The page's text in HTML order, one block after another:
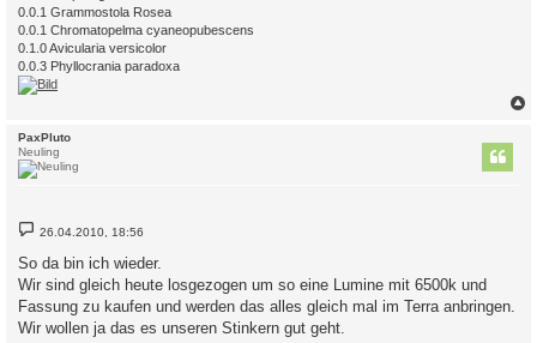
0.0.1 Grammostola Rosea
0.0.1 Chromatopelma cyaneopubescens
0.1.0 Avicularia versicolor
0.0.3 Phyllocrania paradoxa
PaxPluto
Neuling
B
e
t
r
g
26.04.2010, 18:56
So da bin ich wieder.
Wir sind gleich heute losgezogen um so eine Lumine mit 6500k und
Fassung zu kaufen und werden das alles gleich mal im Terra anbringen.
Wir wollen ja das es unseren Stinkern gut geht.